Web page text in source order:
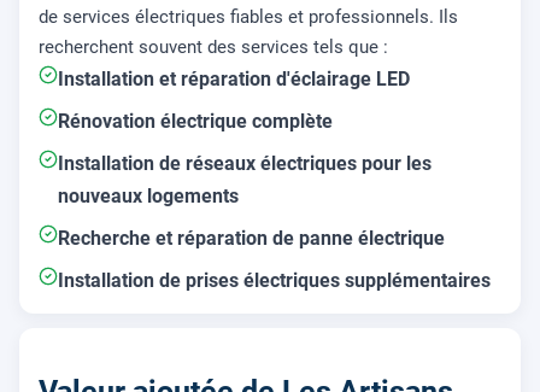
de services électriques fiables et professionnels. Ils
recherchent souvent des services tels que :
Installation et réparation d'éclairage LED
Rénovation électrique complète
Installation de réseaux électriques pour les
nouveaux logements
Recherche et réparation de panne électrique
Installation de prises électriques supplémentaires